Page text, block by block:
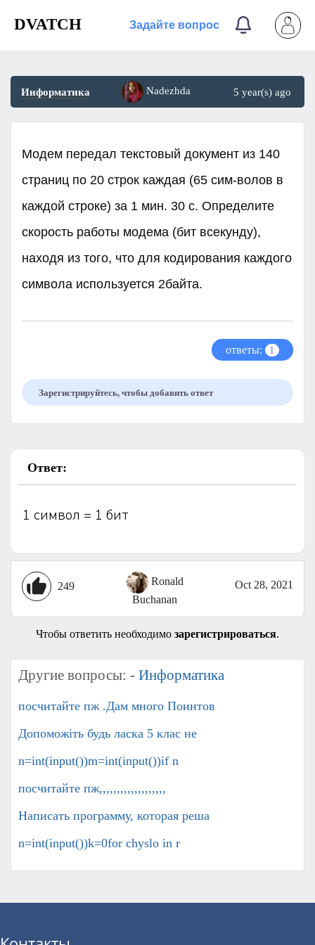
DVATCH Задайте вопрос
Информатика Nadezhda 5 year(s) ago
Модем передал текстовый документ из 140
страниц по 20 строк каждая (65 сим-волов в
каждой строке) за 1 мин. 30 с. Определите
скорость работы модема (бит всекунду),
находя из того, что для кодирования каждого
символа используется 2байта.
ответы: 1
Зарегистрируйтесь, чтобы добавить ответ
Ответ:
1 символ = 1 бит
249
Ronald
Buchanan
Oct 28, 2021
Чтобы ответить необходимо зарегистрироваться.
Другие вопросы: - Информатика
посчитайте пж .Дам много Поинтов
Допоможіть будь ласка 5 клас не
n=int(input())m=int(input())if n
посчитайте пж,,,,,,,,,,,,,,,,,,,
Написать программу, которая реша
n=int(input())k=0for chyslo in r